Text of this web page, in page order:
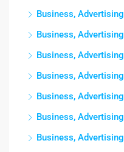
Business, Advertising
Business, Advertising
Business, Advertising
Business, Advertising
Business, Advertising
Business, Advertising
Business, Advertising